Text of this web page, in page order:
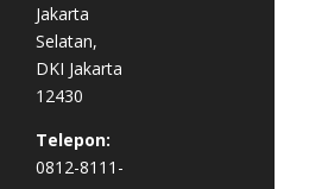
Jakarta
Selatan,
DKI Jakarta
12430
Telepon:
0812-8111-